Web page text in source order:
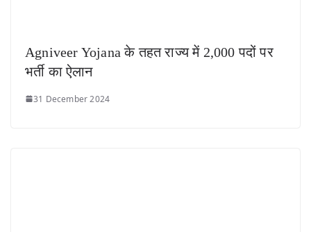
Agniveer Yojana के तहत राज्य में 2,000 पदों पर
भर्ती का ऐलान
31 December 2024